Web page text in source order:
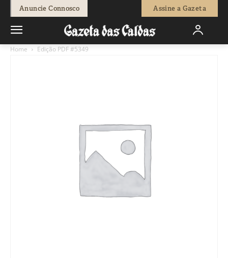
Anuncie Connosco Assine a Gazeta
Home Edição PDF #5349